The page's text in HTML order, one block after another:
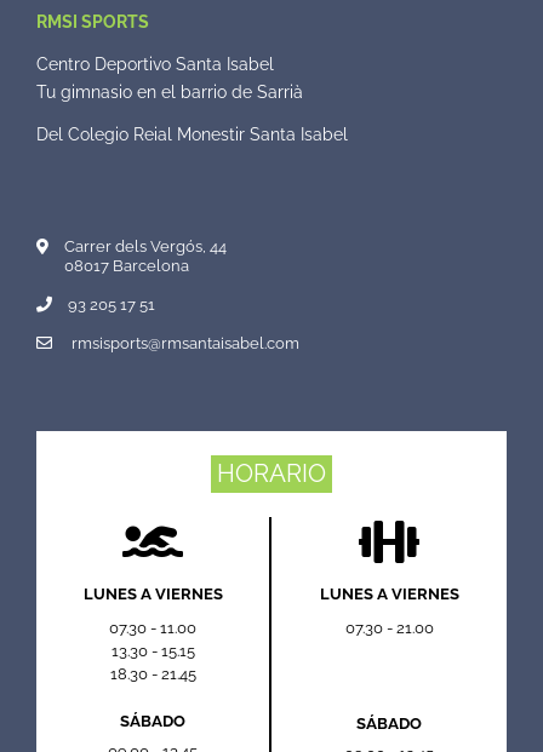
RMSI SPORTS
Centro Deportivo Santa Isabel
Tu gimnasio en el barrio de Sarrià
Del Colegio Reial Monestir Santa Isabel
Carrer dels Vergós, 44
08017 Barcelona
93 205 17 51
rmsisports@rmsantaisabel.com
HORARIO
LUNES A VIERNES
07.30 - 11.00
13.30 - 15.15
18.30 - 21.45
SÁBADO
LUNES A VIERNES
07.30 - 21.00
SÁBADO